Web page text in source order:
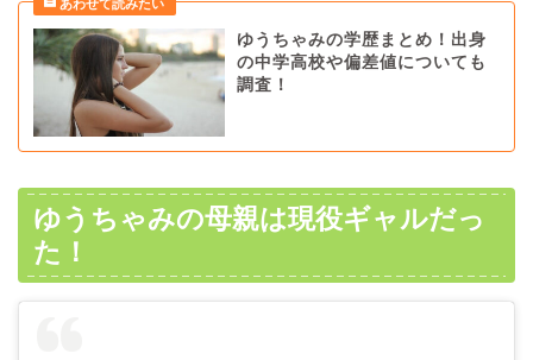
ゆうちゃみの学歴まとめ！出身
の中学高校や偏差値についても
調査！
ゆうちゃみの母親は現役ギャルだっ
た！